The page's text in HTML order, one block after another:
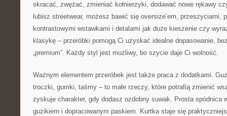
skracać, zwężać, zmieniać kołnierzyki, dodawać nowe rękawy
lubisz streetwear, możesz bawić się oversize’em, przeszyciami,
kontrastowymi wstawkami i detalami jak duże kieszenie czy
klasykę – przeróbki pomogą Ci uzyskać idealne dopasowanie,
„premium”. Każdy styl jest możliwy, bo szycie daje Ci wolność.
Ważnym elementem przeróbek jest także praca z dodatkami.
troczki, gumki, taśmy – to małe rzeczy, które potrafią zmienić
zyskuje charakter, gdy dodasz ozdobny suwak. Prosta spódnica
guzikiem i dopracowanym paskiem. Kurtka staje się